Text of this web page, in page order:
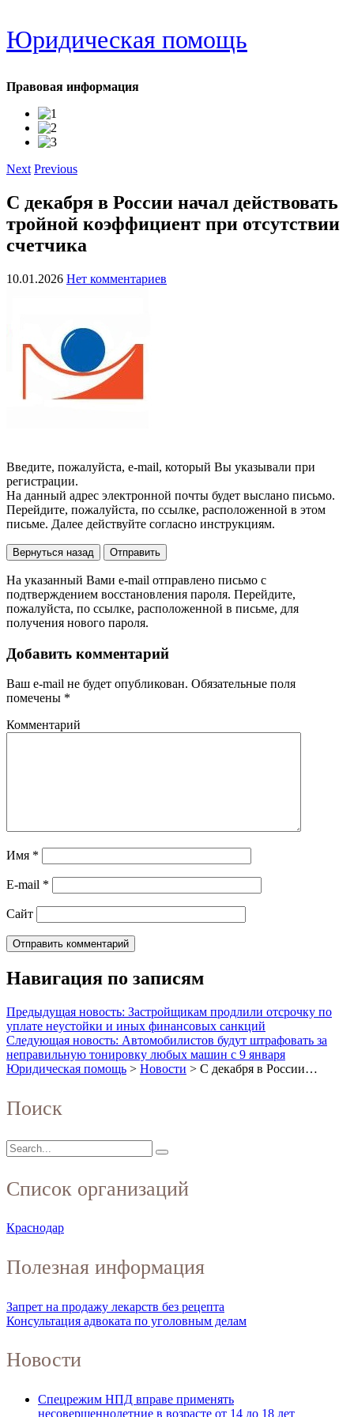
Юридическая помощь
Правовая информация
Next Previous
С декабря в России начал действовать
тройной коэффициент при отсутствии
счетчика
10.01.2026 Нет комментариев
Введите, пожалуйста, e-mail, который Вы указывали при
регистрации.
На данный адрес электронной почты будет выслано письмо.
Перейдите, пожалуйста, по ссылке, расположенной в этом
письме. Далее действуйте согласно инструкциям.
Вернуться назад Отправить
На указанный Вами e-mail отправлено письмо с
подтверждением восстановления пароля. Перейдите,
пожалуйста, по ссылке, расположенной в письме, для
получения нового пароля.
Добавить комментарий
Ваш e-mail не будет опубликован. Обязательные поля
помечены *
Комментарий
Имя *
E-mail *
Сайт
Навигация по записям
Предыдущая новость: Застройщикам продлили отсрочку по
уплате неустойки и иных финансовых санкций
Следующая новость: Автомобилистов будут штрафовать за
неправильную тонировку любых машин с 9 января
Юридическая помощь > Новости > С декабря в России…
Поиск
Список организаций
Краснодар
Полезная информация
Запрет на продажу лекарств без рецепта
Консультация адвоката по уголовным делам
Новости
Спецрежим НПД вправе применять
несовершеннолетние в возрасте от 14 до 18 лет